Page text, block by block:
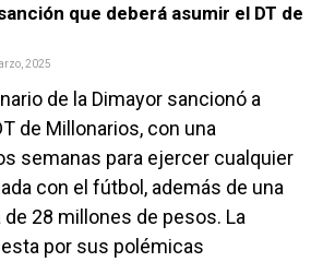
que deberá asumir el DT de
2025
de la Dimayor sancionó a
de Millonarios, con una
semanas para ejercer cualquier
con el fútbol, además de una
28 millones de pesos. La
por sus polémicas